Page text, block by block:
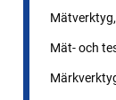
Mät- och